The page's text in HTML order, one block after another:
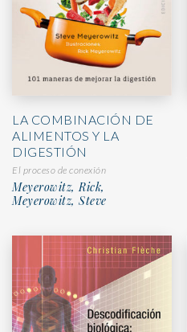
LA COMBINACIÓN DE
ALIMENTOS Y LA
DIGESTIÓN
El proceso de conexión
Meyerowitz, Rick,
Meyerowitz, Steve